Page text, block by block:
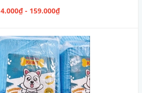
4.000₫ - 159.000₫